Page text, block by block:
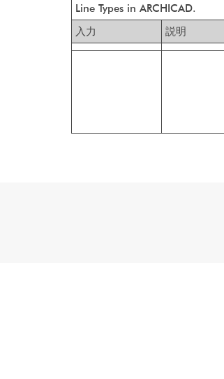
Line Types in ARCHICAD.
入力
説明